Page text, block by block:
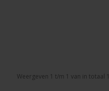
Weergeven 1 t/m 1 van in totaal 1